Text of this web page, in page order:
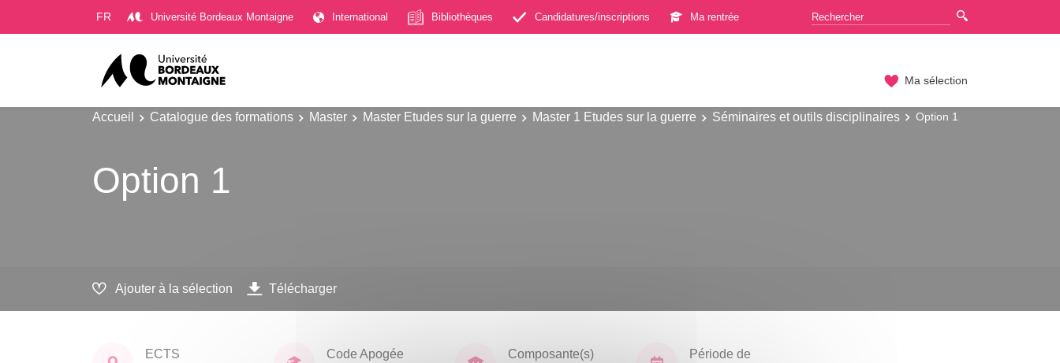
FR Université Bordeaux Montaigne International Bibliothèques Candidatures/inscriptions Ma rentrée
Ma sélection
Accueil Catalogue des formations Master Master Etudes sur la guerre Master 1 Etudes sur la guerre Séminaires et outils disciplinaires Option 1
Option 1
Ajouter à la sélection Télécharger
ECTS Code Apogée Composante(s)
Période de